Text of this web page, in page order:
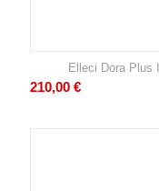
Elleci Dora Plus
210,00 €